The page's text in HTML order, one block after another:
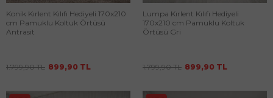
Konik Kırlent Kılıfı Hediyeli 170x210
cm Pamuklu Koltuk Örtüsü
Antrasit
1.799,90TL 899,90 TL
Lumpa Kırlent Kılıfı Hediyeli
170x210 cm Pamuklu Koltuk
Örtüsü Gri
1.799,90TL 899,90 TL